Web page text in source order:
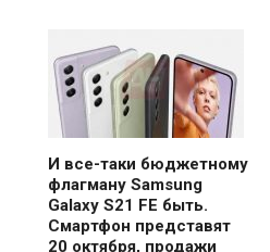
И все-таки бюджетному
флагману Samsung
Galaxy S21 FE быть.
Смартфон представят
20 октября, продажи